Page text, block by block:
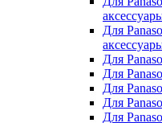
Для
Для
Для
Для
Для
Для